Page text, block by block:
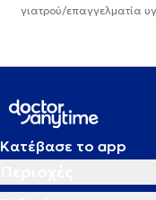
γιατρού/επαγγελματία
Κατέβασε το app